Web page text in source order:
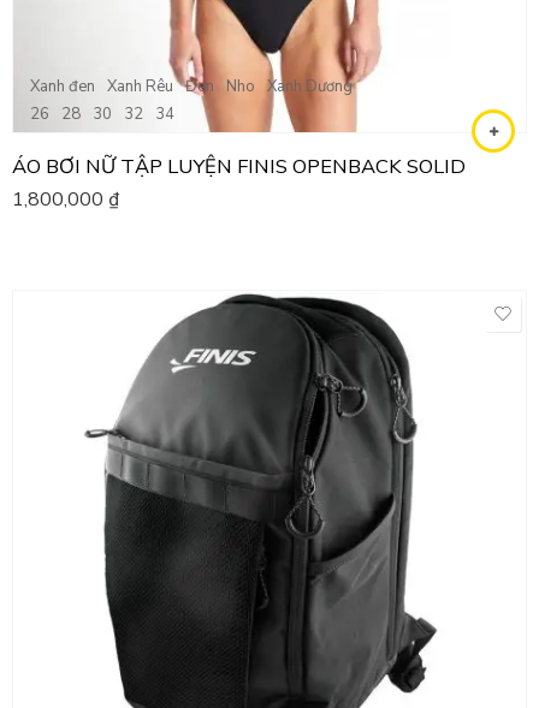
Xanh đen Xanh Rêu Đen Nho
Xanh Dương
26
28 30 32 34
ÁO BƠI NỮ TẬP LUYỆN FINIS OPENBACK SOLID
1,800,000 ₫